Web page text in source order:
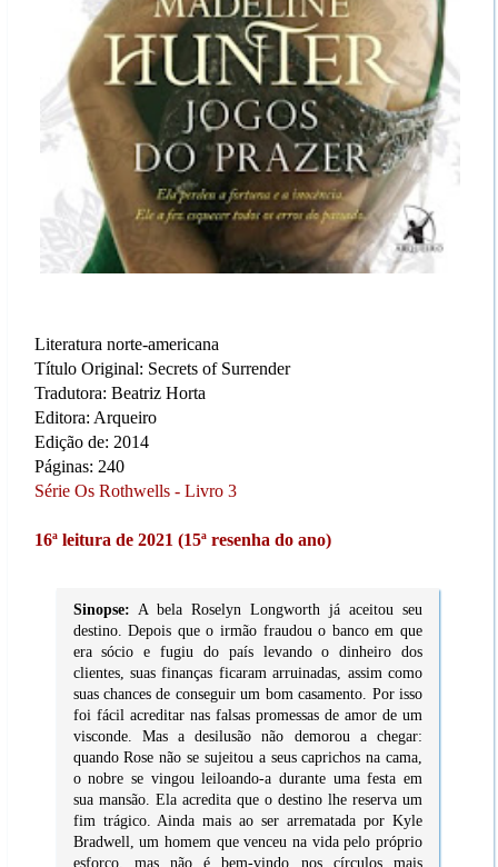
Literatura norte-americana
Título Original: Secrets of Surrender
Tradutora: Beatriz Horta
Editora: Arqueiro
Edição de: 2014
Páginas: 240
Série Os Rothwells - Livro 3
16ª leitura de 2021 (15ª resenha do ano)
Sinopse: A bela Roselyn Longworth já aceitou seu
destino. Depois que o irmão fraudou o banco em que
era sócio e fugiu do país levando o dinheiro dos
clientes, suas finanças ficaram arruinadas, assim como
suas chances de conseguir um bom casamento. Por isso
foi fácil acreditar nas falsas promessas de amor de um
visconde. Mas a desilusão não demorou a chegar:
quando Rose não se sujeitou a seus caprichos na cama,
o nobre se vingou leiloando-a durante uma festa em
sua mansão. Ela acredita que o destino lhe reserva um
fim trágico. Ainda mais ao ser arrematada por Kyle
Bradwell, um homem que venceu na vida pelo próprio
esforço, mas não é bem-vindo nos círculos mais